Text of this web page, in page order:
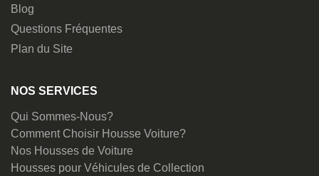
Blog
Questions Fréquentes
Plan du Site
NOS SERVICES
Qui Sommes-Nous?
Comment Choisir Housse Voiture?
Nos Housses de Voiture
Housses pour Véhicules de Collection